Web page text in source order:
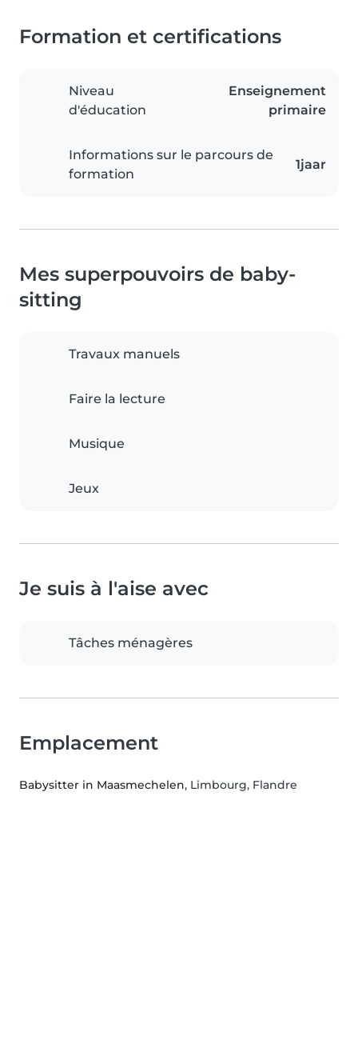
Formation et certifications
Niveau
d'éducation
Enseignement
primaire
Informations sur le parcours de
formation
1jaar
Mes superpouvoirs de baby-
sitting
Travaux manuels
Faire la lecture
Musique
Jeux
Je suis à l'aise avec
Tâches ménagères
Emplacement
Babysitter in Maasmechelen, Limbourg, Flandre